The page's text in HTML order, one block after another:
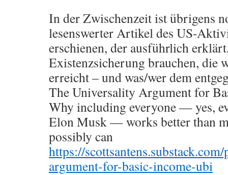
In der Zwischenzeit ist übrigens
lesenswerter Artikel des US-
erschienen, der ausführlich
Existenzsicherung brauchen, die
erreicht – und was/wer dem
The Universality Argument for
Why including everyone — yes,
Elon Musk — works better than
possibly can
https://
argument-for-basic-income-ubi